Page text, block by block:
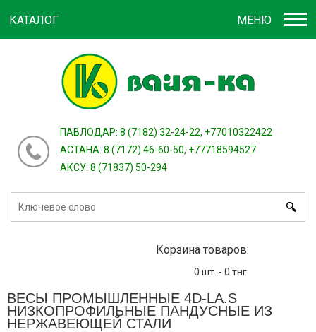
зарегистрироваться
ПАВЛОДАР: 8 (7182) 32-24-22, +77010322422
АСТАНА: 8 (7172) 46-60-50, +77718594527
АКСУ: 8 (71837) 50-294
Корзина товаров:
0 шт. - 0 тнг.
МЕНЮ
КАТАЛОГ
ВЕСЫ ПРОМЫШЛЕННЫЕ 4D-LA.S
НИЗКОПРОФИЛЬНЫЕ ПАНДУСНЫЕ ИЗ
НЕРЖАВЕЮЩЕЙ СТАЛИ